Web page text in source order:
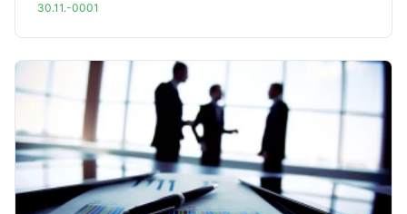
30.11.-0001